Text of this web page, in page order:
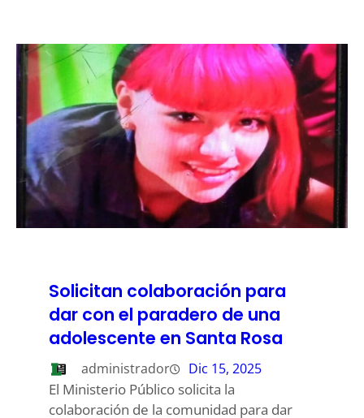
Solicitan colaboración para
dar con el paradero de una
adolescente en Santa Rosa
administrador Dic 15, 2025
El Ministerio Público solicita la
colaboración de la comunidad para dar